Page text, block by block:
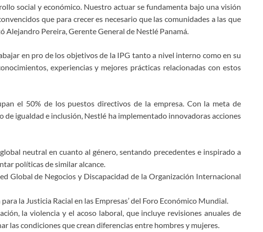
social y económico. Nuestro actuar se fundamenta bajo una visión
que para crecer es necesario que las comunidades a las que
Alejandro Pereira, Gerente General de Nestlé Panamá.
en pro de los objetivos de la IPG tanto a nivel interno como en su
experiencias y mejores prácticas relacionadas con estos
el 50% de los puestos directivos de la empresa. Con la meta de
de igualdad e inclusión, Nestlé ha implementado innovadoras acciones
neutral en cuanto al género, sentando precedentes e inspirado a
políticas de similar alcance.
Global de Negocios y Discapacidad de la Organización Internacional
para la Justicia Racial en las Empresas’ del Foro Económico Mundial.
la violencia y el acoso laboral, que incluye revisiones anuales de
las condiciones que crean diferencias entre hombres y mujeres.